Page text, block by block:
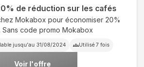
de réduction sur les cafés
Mokabox pour économiser 20%
Sans code promo Mokabox
jusqu'au 31/08/2024 Utilisé 7 fois
Voir l'offre